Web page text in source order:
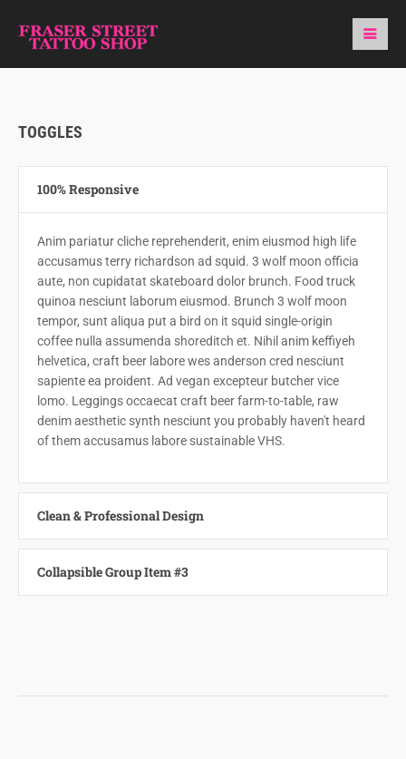
TOGGLES
100% Responsive
Anim pariatur cliche reprehenderit, enim eiusmod high life
accusamus terry richardson ad squid. 3 wolf moon officia
aute, non cupidatat skateboard dolor brunch. Food truck
quinoa nesciunt laborum eiusmod. Brunch 3 wolf moon
tempor, sunt aliqua put a bird on it squid single-origin
coffee nulla assumenda shoreditch et. Nihil anim keffiyeh
helvetica, craft beer labore wes anderson cred nesciunt
sapiente ea proident. Ad vegan excepteur butcher vice
lomo. Leggings occaecat craft beer farm-to-table, raw
denim aesthetic synth nesciunt you probably haven't heard
of them accusamus labore sustainable VHS.
Clean & Professional Design
Collapsible Group Item #3